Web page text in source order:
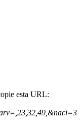
esta URL: